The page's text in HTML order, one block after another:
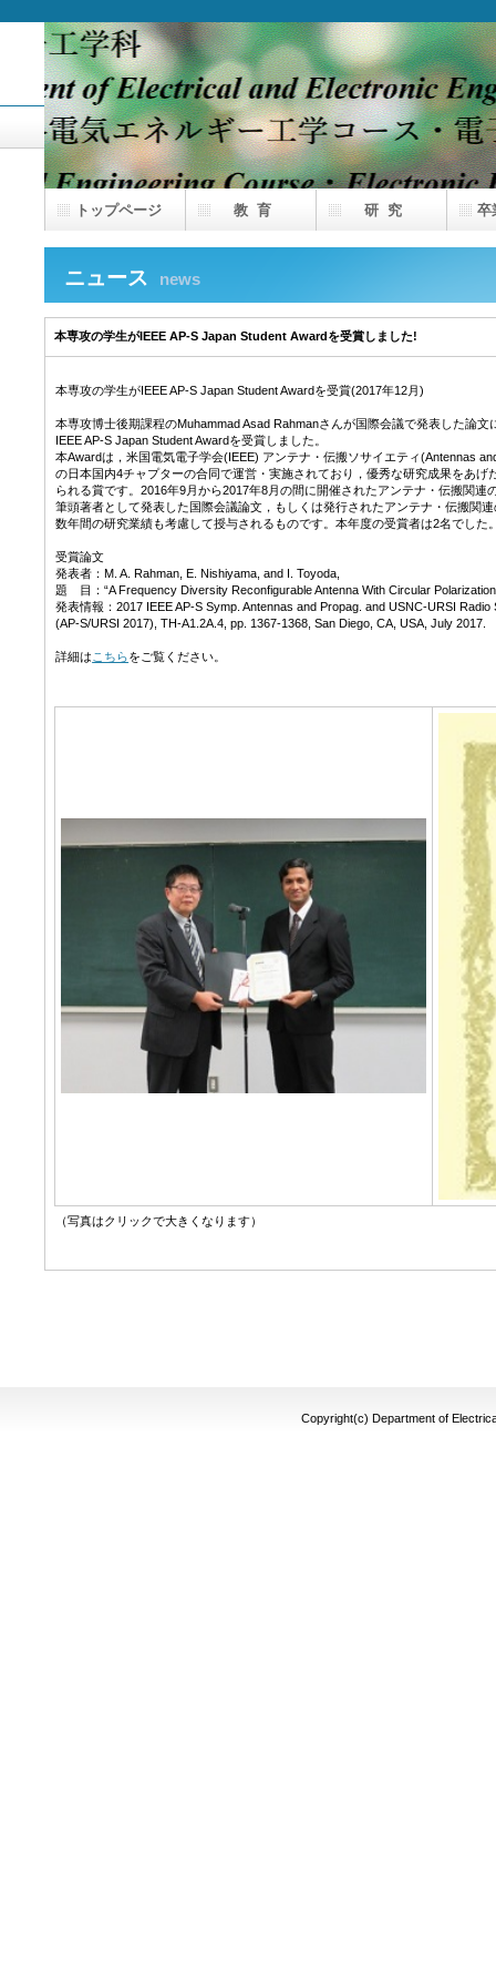
ニュース news
本専攻の学生がIEEE AP-S Japan Student Awardを受賞しました!
本専攻の学生がIEEE AP-S Japan Student Awardを受賞(2017年12月)
本専攻博士後期課程のMuhammad Asad Rahmanさんが国際会議で発表した論文
IEEE AP-S Japan Student Awardを受賞しました。
本Awardは，米国電気電子学会(IEEE) アンテナ・伝搬ソサイエティ(Antennas
の日本国内4チャプターの合同で運営・実施されており，優秀な研究成果をあげ
られる賞です。2016年9月から2017年8月の間に開催されたアンテナ・伝搬関連
筆頭著者として発表した国際会議論文，もしくは発行されたアンテナ・伝搬関
数年間の研究業績も考慮して授与されるものです。本年度の受賞者は2名でした
受賞論文
発表者：M. A. Rahman, E. Nishiyama, and I. Toyoda,
題 目：“A Frequency Diversity Reconfigurable Antenna With Circular Polarization
発表情報：2017 IEEE AP-S Symp. Antennas and Propag. and USNC-URSI Radio
(AP-S/URSI 2017), TH-A1.2A.4, pp. 1367-1368, San Diego, CA, USA, July
詳細は こちらをご覧ください。
（写真はクリックで大きくなります）
トップページ 教 育 研 究 卒
Copyright(c) Department of